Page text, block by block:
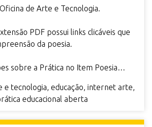
de Arte e Tecnologia.
PDF possui links clicáveis que
da poesia.
sobre a Prática no Item Poesia…
e tecnologia educação internet arte
educacional aberta